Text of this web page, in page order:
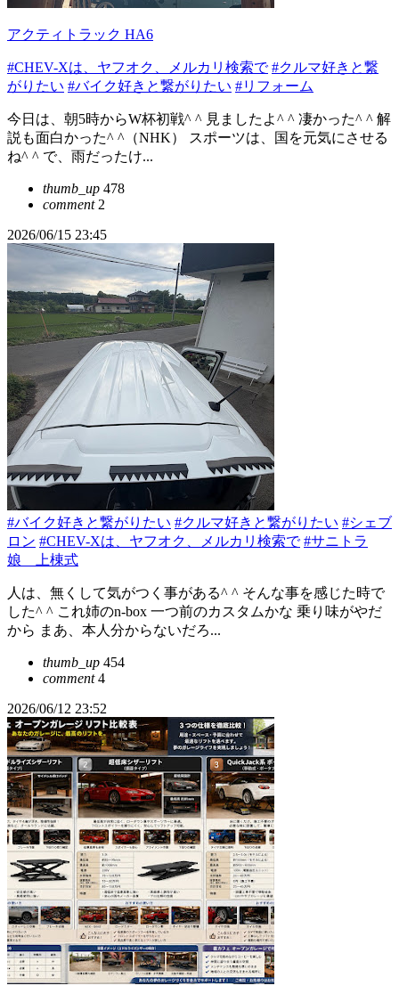
アクティトラック HA6
#CHEV-Xは、ヤフオク、メルカリ検索で #クルマ好きと繋
がりたい #バイク好きと繋がりたい #リフォーム
今日は、朝5時からW杯初戦^ ^ 見ましたよ^ ^ 凄かった^ ^ 解
説も面白かった^ ^（NHK） スポーツは、国を元気にさせる
ね^ ^ で、雨だったけ...
thumb_up 478
comment2
2026/06/15 23:45
#バイク好きと繋がりたい #クルマ好きと繋がりたい #シェブ
ロン #CHEV-Xは、ヤフオク、メルカリ検索で #サニトラ
娘 上棟式
人は、無くして気がつく事がある^ ^ そんな事を感じた時で
した^ ^ これ姉のn-box 一つ前のカスタムかな 乗り味がやだ
から まあ、本人分からないだろ...
thumb_up 454
comment4
2026/06/12 23:52